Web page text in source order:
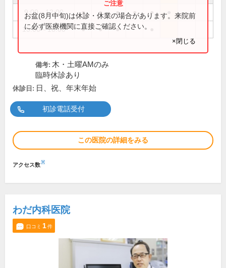
9:00～12:00 ● ● ● ● ●
15:00～18:00 ● ● ●
お盆(8月中旬)は休診・休業の場合があります。来院前
に必ず医療機関に直接ご確認ください。
×閉じる
備考: 木・土曜AMのみ
臨時休診あり
休診日: 日、祝、年末年始
初診電話受付
この医院の詳細をみる
アクセス数※
わだ内科医院
口コミ 1件